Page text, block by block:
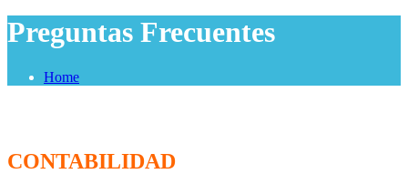
Preguntas Frecuentes
Home
CONTABILIDAD